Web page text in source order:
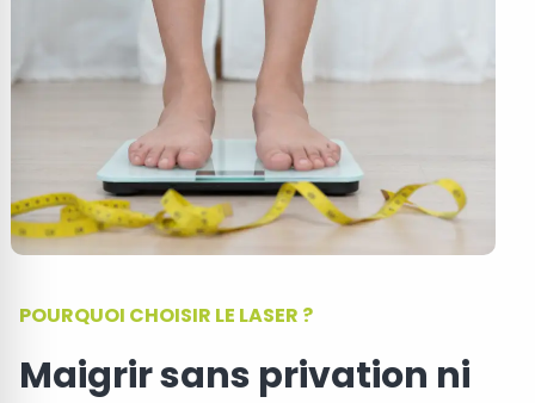
POURQUOI CHOISIR LE LASER ?
Maigrir sans privation ni